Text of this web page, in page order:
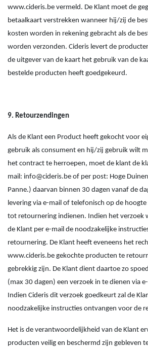
www.cideris.be vermeld. De Klant moet de
betaalkaart verstrekken wanneer hij/zij de
kosten worden in rekening gebracht als de
worden verzonden. Cideris levert de
de uitgever van de kaart het gebruik van de
bestelde producten heeft goedgekeurd.
9. Retourzendingen
Als de Klant een Product heeft gekocht voor
gebruik als consument en hij/zij gebruik wilt
het contract te herroepen, moet de klant de
mail: info@cideris.be of per post: Hoge
Panne.) daarvan binnen 30 dagen vanaf de
levering via e-mail of telefonisch op de
tot retournering indienen. Indien het verzoek
de Klant per e-mail de noodzakelijke
retournering. De Klant heeft eveneens het
www.cideris.be gekochte producten te
gebrekkig zijn. De Klant dient daartoe zo
(max 30 dagen) een verzoek in te dienen via
Indien Cideris dit verzoek goedkeurt zal de
noodzakelijke instructies ontvangen voor de
Het is de verantwoordelijkheid van de Klant
producten veilig en beschermd zijn gebleven